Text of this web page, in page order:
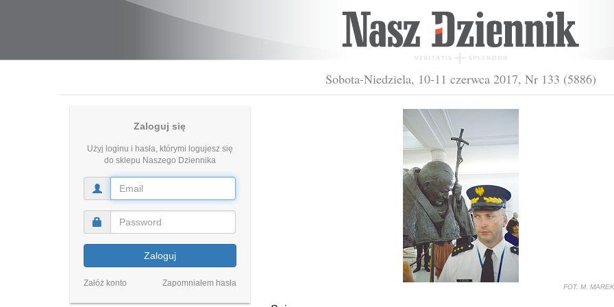
Sobota-Niedziela, 10-11 czerwca 2017, Nr 133 (5886)
Zaloguj się
Użyj loginu i hasła, którymi logujesz się
do sklepu Naszego Dziennika
Zaloguj
Załóż konto Zapomniałem hasła FOT. M. MAREK